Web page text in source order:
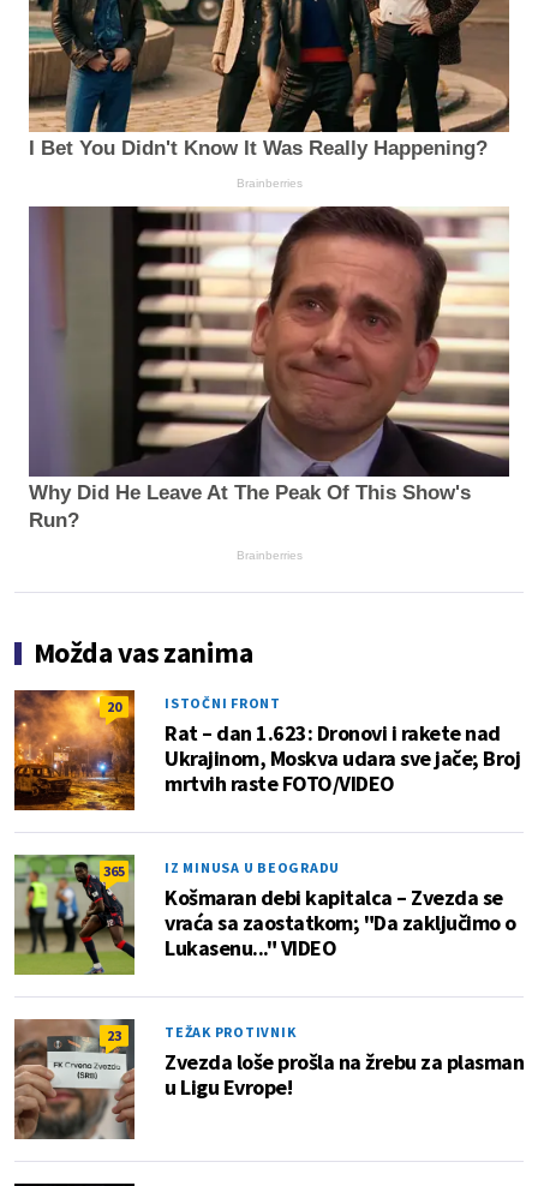
I Bet You Didn't Know It Was Really Happening?
Brainberries
Why Did He Leave At The Peak Of This Show's
Run?
Brainberries
Možda vas zanima
20 ISTOČNI FRONT
Rat – dan 1.623: Dronovi i rakete nad
Ukrajinom, Moskva udara sve jače; Broj
mrtvih raste FOTO/VIDEO
365 IZ MINUSA U BEOGRADU
Košmaran debi kapitalca – Zvezda se
vraća sa zaostatkom; "Da zaključimo o
Lukasenu..." VIDEO
23 TEŽAK PROTIVNIK
Zvezda loše prošla na žrebu za plasman
u Ligu Evrope!